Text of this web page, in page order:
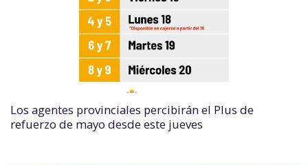
Los agentes provinciales percibirán el Plus de
refuerzo de mayo desde este jueves